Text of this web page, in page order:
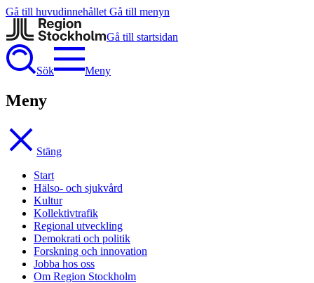
Gå till huvudinnehållet Gå till menyn
Gå till startsidan
Sök Meny
Meny
Stäng
Start
Hälso- och sjukvård
Kultur
Kollektivtrafik
Regional utveckling
Demokrati och politik
Forskning och innovation
Jobba hos oss
Om Region Stockholm